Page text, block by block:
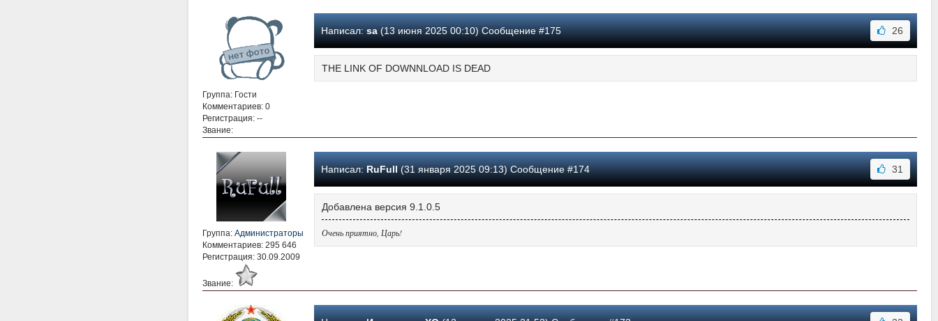
Группа: Гости
Комментариев: 0
Регистрация: --
Звание:
Написал: sa(13 июня 2025 00:10) Сообщение #175 26
THE LINK OF DOWNNLOAD IS DEAD
Группа: Администраторы
Комментариев: 295 646
Регистрация: 30.09.2009
Звание:
Написал: RuFull(31 января 2025 09:13) Сообщение #174 31
Добавлена версия 9.1.0.5
Очень приятно, Царь!